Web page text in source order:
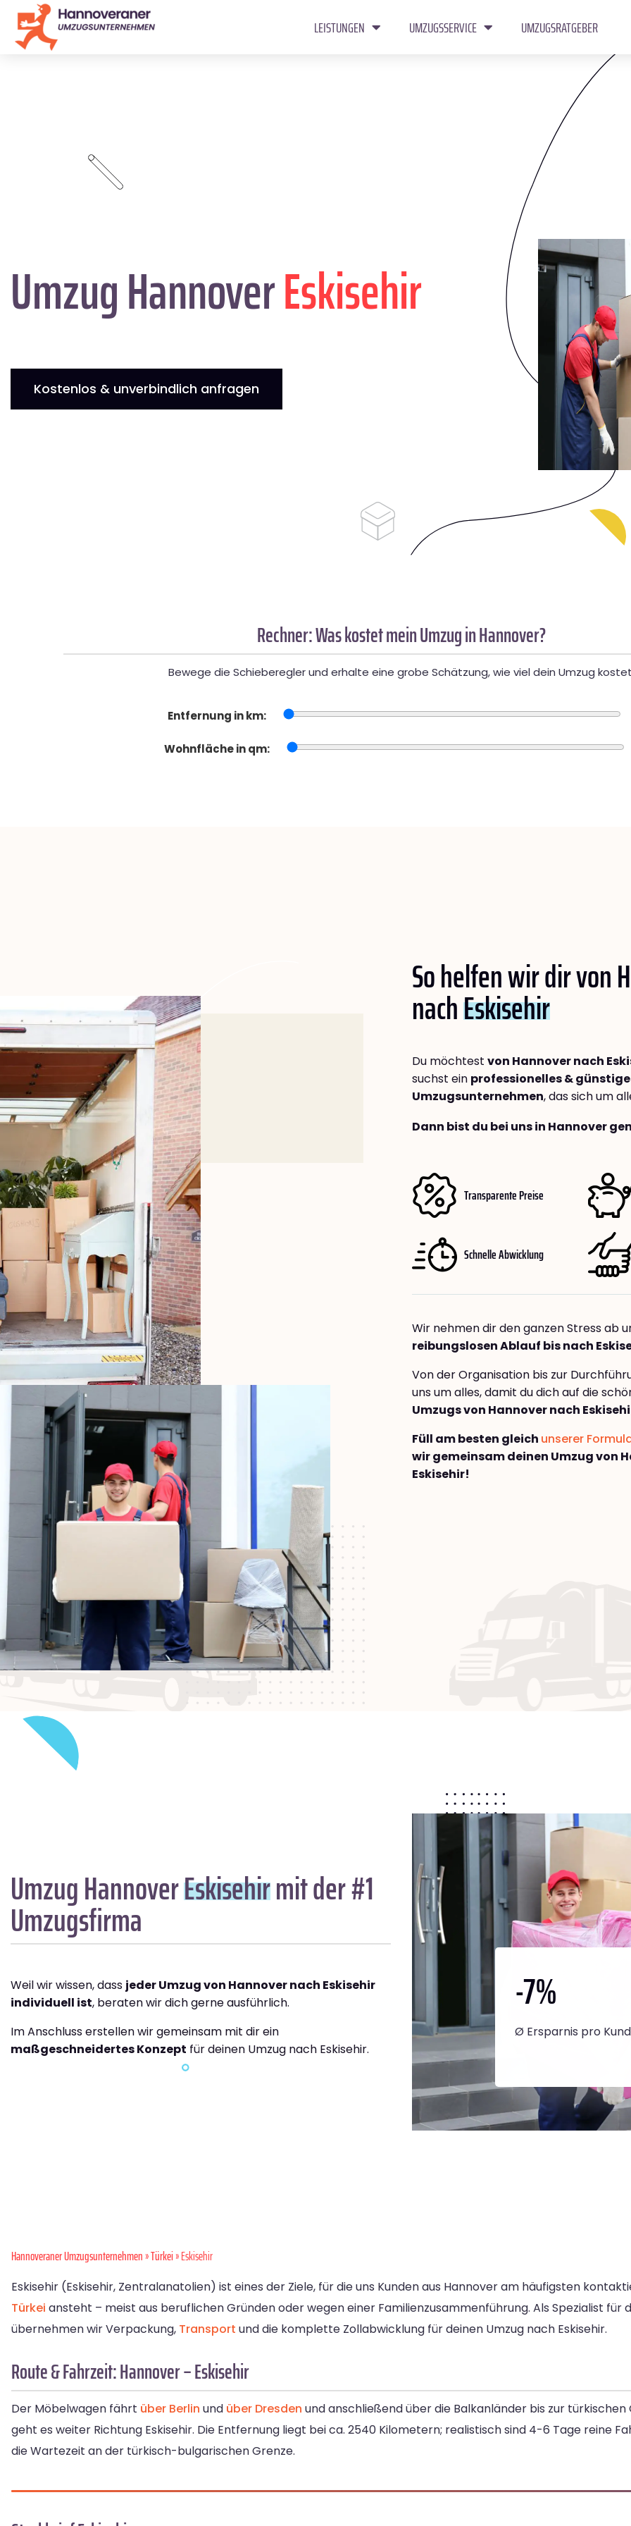
LEISTUNGEN UMZUGSSERVICE UMZUGSRATGEBER
Umzug HannoverEskisehir
Kostenlos & unverbindlich anfragen
Rechner: Was kostet mein Umzug in Hannover?
Bewege die Schieberegler und erhalte eine grobe Schätzung, wie viel dein Umzug
Entfernung in km:
Wohnfläche in qm:
So helfen wir dir von
nachEskisehir
Du möchtest von Hannover nach
suchst ein professionelles &
Umzugsunternehmen, das sich um
Dann bist du bei uns in Hannover
Transparente Preise
Schnelle Abwicklung
Wir nehmen dir den ganzen Stress ab
reibungslosen Ablauf bis nach
Von der Organisation bis zur
uns um alles, damit du dich auf die
Umzugs von Hannover nach
Füll am besten gleich unserer
wir gemeinsam deinen Umzug von
Eskisehir!
Umzug HannoverEskisehirmit der #1
Umzugsfirma
Weil wir wissen, dass jeder Umzug von Hannover nach Eskisehir
individuell ist, beraten wir dich gerne ausführlich.
Im Anschluss erstellen wir gemeinsam mit dir ein
maßgeschneidertes Konzept für deinen Umzug nach Eskisehir.
-7%
Ø Ersparnis pro
Hannoveraner Umzugsunternehmen»Türkei» Eskisehir
Eskisehir (Eskisehir, Zentralanatolien) ist eines der Ziele, für die uns Kunden aus Hannover am häufigsten
Türkei ansteht – meist aus beruflichen Gründen oder wegen einer Familienzusammenführung. Als Spezialist für
übernehmen wir Verpackung, Transport und die komplette Zollabwicklung für deinen Umzug nach Eskisehir.
Route & Fahrzeit: Hannover – Eskisehir
Der Möbelwagen fährt über Berlin und über Dresden und anschließend über die Balkanländer bis zur
geht es weiter Richtung Eskisehir. Die Entfernung liegt bei ca. 2540 Kilometern; realistisch sind 4-6 Tage reine
die Wartezeit an der türkisch-bulgarischen Grenze.